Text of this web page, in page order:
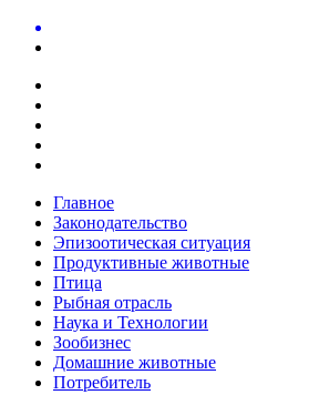
Главное
Законодательство
Эпизоотическая ситуация
Продуктивные животные
Птица
Рыбная отрасль
Наука и Технологии
Зообизнес
Домашние животные
Потребитель